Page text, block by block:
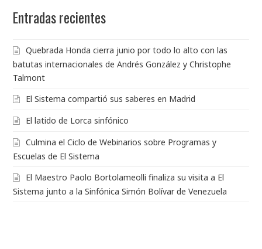
Entradas recientes
Quebrada Honda cierra junio por todo lo alto con las
batutas internacionales de Andrés González y Christophe
Talmont
El Sistema compartió sus saberes en Madrid
El latido de Lorca sinfónico
Culmina el Ciclo de Webinarios sobre Programas y
Escuelas de El Sistema
El Maestro Paolo Bortolameolli finaliza su visita a El
Sistema junto a la Sinfónica Simón Bolívar de Venezuela